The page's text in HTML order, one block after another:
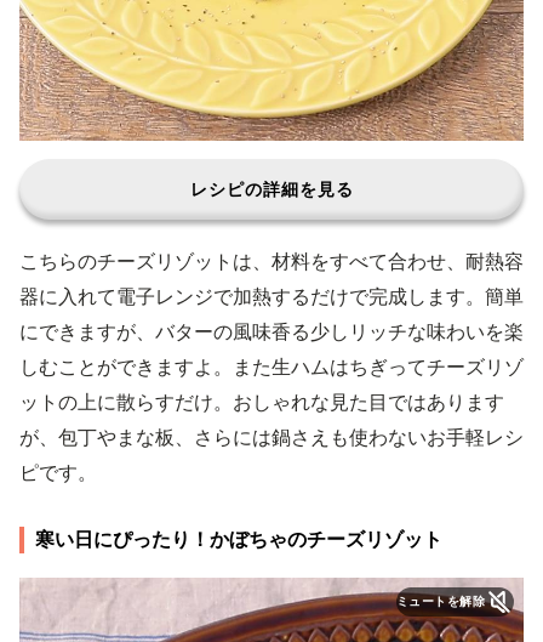
レシピの詳細を見る
こちらのチーズリゾットは、材料をすべて合わせ、耐熱容
器に入れて電子レンジで加熱するだけで完成します。簡単
にできますが、バターの風味香る少しリッチな味わいを楽
しむことができますよ。また生ハムはちぎってチーズリゾ
ットの上に散らすだけ。おしゃれな見た目ではあります
が、包丁やまな板、さらには鍋さえも使わないお手軽レシ
ピです。
寒い日にぴったり！かぼちゃのチーズリゾット
ミュートを解除